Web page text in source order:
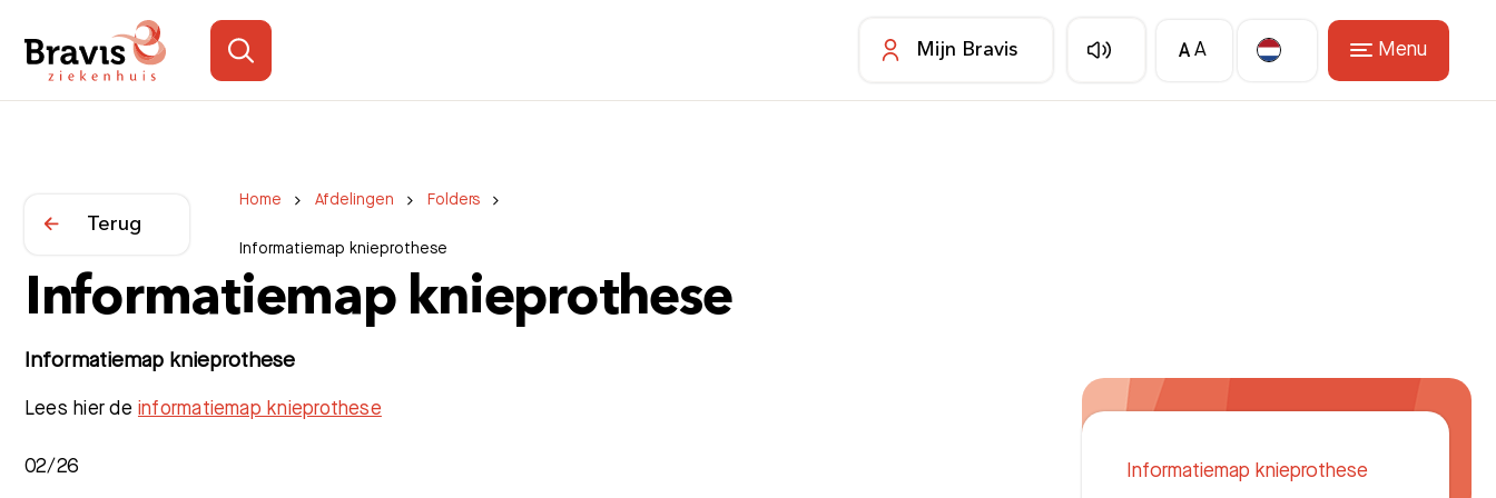
Mijn Bravis A A Menu
Home Afdelingen Folders
Informatiemap knieprothese
Terug
Informatiemap knieprothese
Informatiemap knieprothese
Lees hier de informatiemap knieprothese
02/26 Informatiemap knieprothese